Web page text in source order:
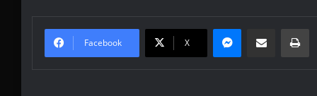
Facebook X
Messenger
Share via Email